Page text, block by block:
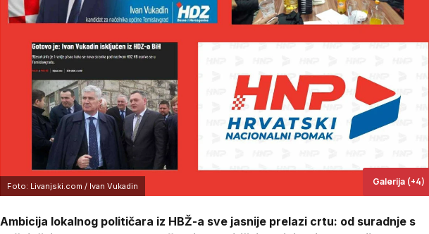
Galerija (+4)
Foto: Livanjski.com / Ivan Vukadin
Ambicija lokalnog političara iz HBŽ-a sve jasnije prelazi crtu: od suradnje s